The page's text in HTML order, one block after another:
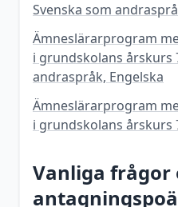
Svenska som
Ämneslärarprogram
i grundskolans årskurs
andraspråk, Engelska
Ämneslärarprogram
i grundskolans årskurs
Vanliga frågor